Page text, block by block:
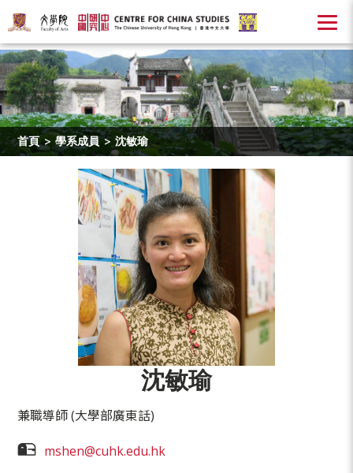
首頁 > 學系成員 > 沈敏瑜
沈敏瑜
兼職導師 (大學部廣東話)
mshen@cuhk.edu.hk